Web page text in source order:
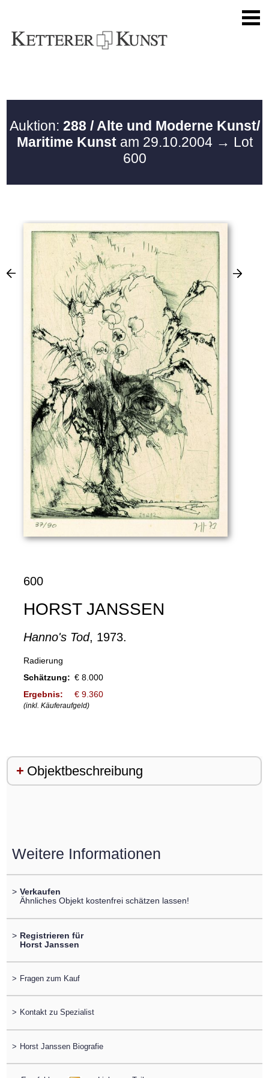
Auktion: 288 / Alte und Moderne Kunst/
Maritime Kunstam 29.10.2004 → Lot
600
600
HORST JANSSEN
Hanno's Tod, 1973.
Radierung
Schätzung: € 8.000
Ergebnis:
€ 9.360
(inkl. Käuferaufgeld)
Objektbeschreibung
Weitere Informationen
> Verkaufen
Ähnliches Objekt kostenfrei schätzen lassen!
> Registrieren für
Horst Janssen
> Fragen zum Kauf
> Kontakt zu Spezialist
> Horst Janssen Biografie